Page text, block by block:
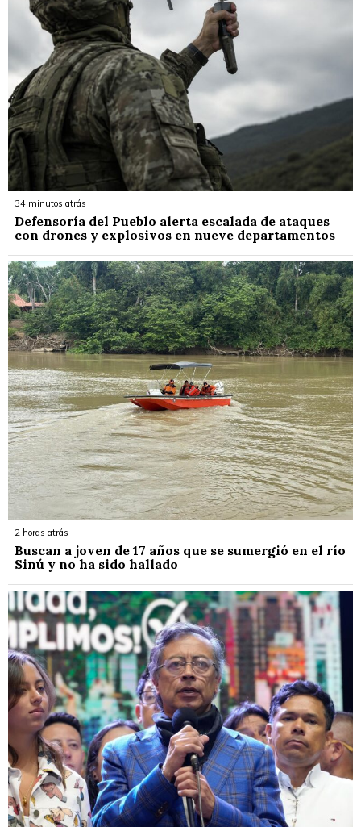
34 minutos atrás
Defensoría del Pueblo alerta escalada de ataques
con drones y explosivos en nueve departamentos
2 horas atrás
Buscan a joven de 17 años que se sumergió en el río
Sinú y no ha sido hallado